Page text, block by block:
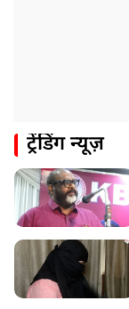
ट्रेंडिंग न्यूज़